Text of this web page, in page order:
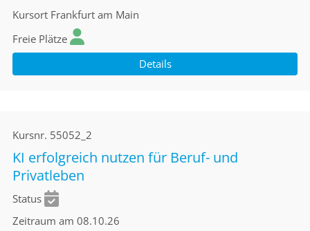
Kursort Frankfurt am Main
Freie Plätze
Details
Kursnr. 55052_2
KI erfolgreich nutzen für Beruf- und
Privatleben
Status
Zeitraum am 08.10.26